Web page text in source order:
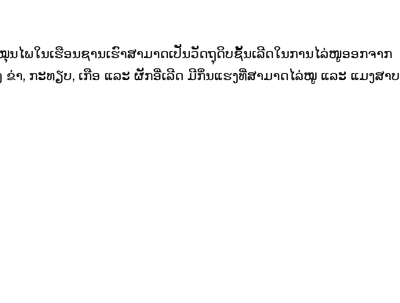
ໄພໃນເຮືອນຊານເຮົາສາມາດເປັນວັດຖຸດິບຊັ້ນເລີດໃນການໄລ່ໜູອອກຈາກ
ຂ່າ, ກະທຽບ, ເກືອ ແລະ ຜັກອີ່ເລີດ ມີກິ່ນແຮງທີ່ສາມາດໄລ່ໝູ ແລະ ແມງສາບ